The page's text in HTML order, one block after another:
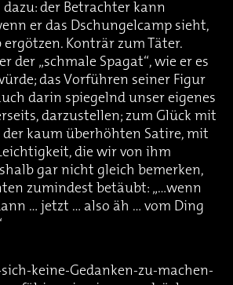
dazu: der Betrachter kann
er das Dschungelcamp sieht,
Konträr zum Täter.
der „schmale Spagat“, wie er es
das Vorführen seiner Figur
darin spiegelnd unser eigenes
darzustellen; zum Glück mit
der kaum überhöhten Satire, mit
die wir von ihm
gar nicht gleich bemerken,
zumindest betäubt: „…wenn
… jetzt … also äh … vom Ding
keine-Gedanken-zu-machen-